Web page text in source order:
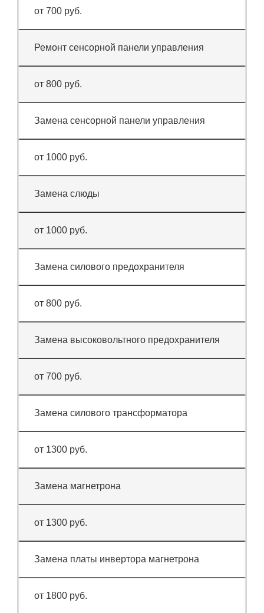
от 700 руб.
Ремонт сенсорной панели управления
от 800 руб.
Замена сенсорной панели управления
от 1000 руб.
Замена слюды
от 1000 руб.
Замена силового предохранителя
от 800 руб.
Замена высоковольтного предохранителя
от 700 руб.
Замена силового трансформатора
от 1300 руб.
Замена магнетрона
от 1300 руб.
Замена платы инвертора магнетрона
от 1800 руб.